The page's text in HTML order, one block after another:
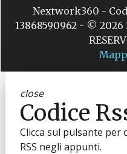
Nextwork360 -
13868590962 - © 2026
close
Codice
Clicca sul pulsante per
RSS negli appunti.